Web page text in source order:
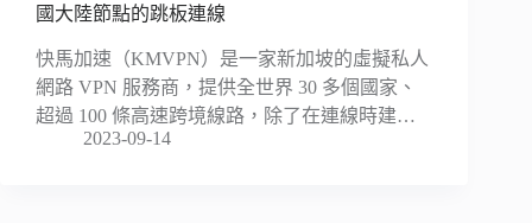
國大陸節點的跳板連線
快馬加速（KMVPN）是一家新加坡的虛擬私人
網路 VPN 服務商，提供全世界 30 多個國家、
超過 100 條高速跨境線路，除了在連線時建…
2023-09-14